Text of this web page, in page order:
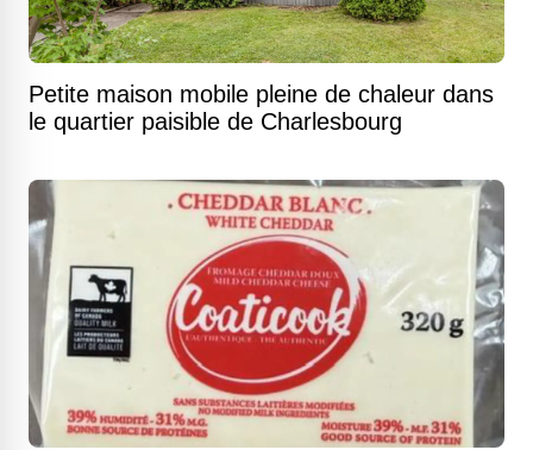
Petite maison mobile pleine de chaleur dans
le quartier paisible de Charlesbourg